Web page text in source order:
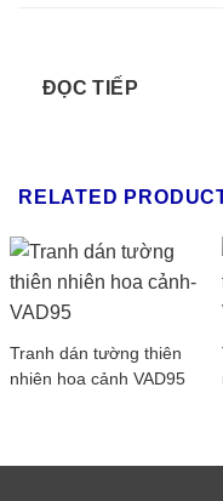
ĐỌC TIẾP
RELATED
Tranh dán tường thiên
nhiên hoa cảnh VAD95